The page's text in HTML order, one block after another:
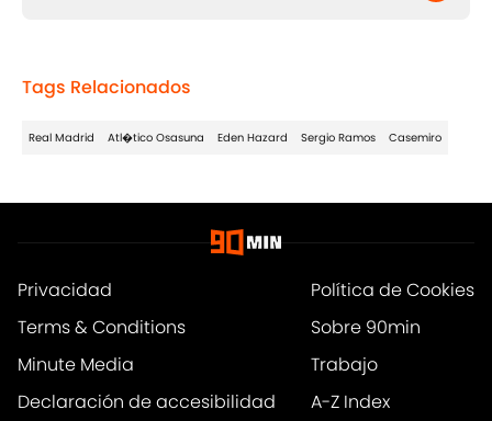
Tags Relacionados
Real Madrid Atl�tico Osasuna Eden Hazard Sergio Ramos Casemiro
Privacidad
Política de Cookies
Terms & Conditions
Sobre 90min
Minute Media
Trabajo
Declaración de accesibilidad
A-Z Index